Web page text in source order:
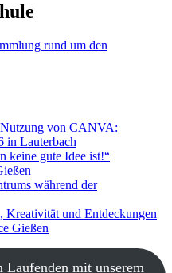
rund um den
von CANVA:
in Lauterbach
keine gute Idee ist!“
während der
Kreativität und Entdeckungen
Gießen
mit unserem